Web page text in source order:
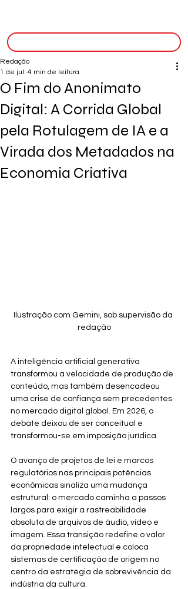
O Fim do Anonimato
Digital: A Corrida Global
pela Rotulagem de IA e a
Virada dos Metadados na
Economia Criativa
Redação
1 de jul. 4 min de leitura
Ilustração com Gemini, sob supervisão da
redação
A inteligência artificial generativa
transformou a velocidade de produção de
conteúdo, mas também desencadeou
uma crise de confiança sem precedentes
no mercado digital global. Em 2026, o
debate deixou de ser conceitual e
transformou-se em imposição jurídica.
O avanço de projetos de lei e marcos
regulatórios nas principais potências
econômicas sinaliza uma mudança
estrutural: o mercado caminha a passos
largos para exigir a rastreabilidade
absoluta de arquivos de áudio, vídeo e
imagem. Essa transição redefine o valor
da propriedade intelectual e coloca
sistemas de certificação de origem no
centro da estratégia de sobrevivência da
indústria da cultura.